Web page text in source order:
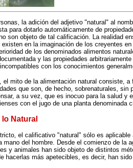
la adición del adjetivo "natural" al
para dotarlo automáticamente de
son objeto de tal calificación. La realidad
existen en la imaginación de los creyentes
de los denominados alimentos
y las propiedades
con los conocimientos
el mito de la alimentación natural consiste,
que son, de hecho, sobrenaturales,
a su vez, que es inocuo para la salud y
con el jugo de una planta denominada
Natural
el calificativo "natural" sólo es
mano del hombre. Desde el comienzo de la
y animales han sido objeto de distintos
hacerlas más apetecibles, es decir, han